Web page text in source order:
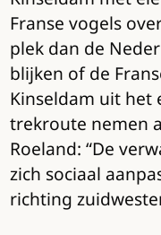
Franse vogels
plek dan de
blijken of de
Kinseldam uit het
trekroute nemen
Roeland: “De
zich sociaal
richting